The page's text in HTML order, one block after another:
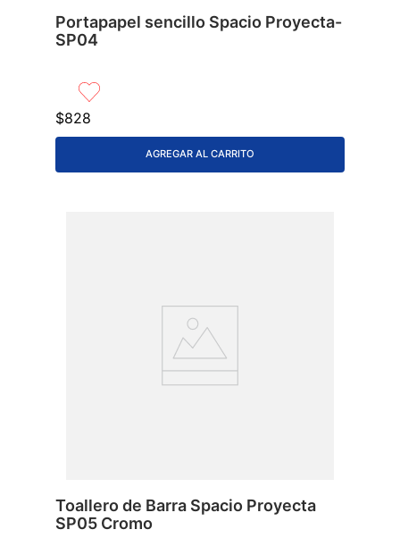
Portapapel sencillo Spacio Proyecta-
SP04
$828
AGREGAR AL CARRITO
Toallero de Barra Spacio Proyecta
SP05 Cromo